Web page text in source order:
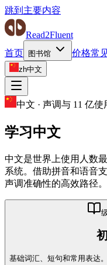
跳到主要内容
Read2Fluent
首页
图书馆 价格常
zh中文
中文 · 声调与 11 亿使
学习 中文
中文是世界上使用人数
系统。借助拼音和语音
声调准确性的高效路径。
基础词汇、短句和常用表达